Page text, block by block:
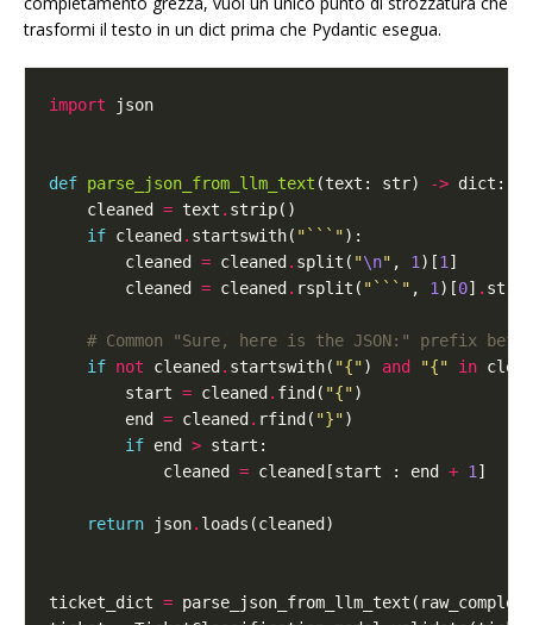
trasformi il testo in un dict prima che Pydantic esegua.
import
def parse_json_from_llm_text (text: str) ->
    cleaned
= text .
if cleaned . startswith( "```"
        cleaned
= cleaned . split( "\n" , 1)[1
        cleaned
= cleaned . rsplit( "```" , 1)[0] .
# Common "Sure, here is the JSON:" prefix
if not cleaned . startswith( "{") and "{" in
        start
= cleaned . find( "{"
        end
= cleaned . rfind( "}"
if end >
            cleaned
= cleaned[start : end + 1
return json.
ticket_dict =